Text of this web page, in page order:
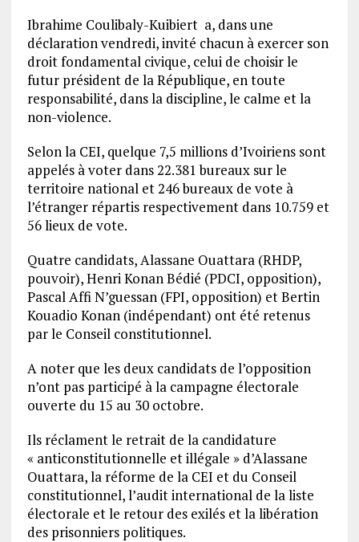
Ibrahime Coulibaly-Kuibiert a, dans une
déclaration vendredi, invité chacun à exercer son
droit fondamental civique, celui de choisir le
futur président de la République, en toute
responsabilité, dans la discipline, le calme et la
non-violence.
Selon la CEI, quelque 7,5 millions d’Ivoiriens sont
appelés à voter dans 22.381 bureaux sur le
territoire national et 246 bureaux de vote à
l’étranger répartis respectivement dans 10.759 et
56 lieux de vote.
Quatre candidats, Alassane Ouattara (RHDP,
pouvoir), Henri Konan Bédié (PDCI, opposition),
Pascal Affi N’guessan (FPI, opposition) et Bertin
Kouadio Konan (indépendant) ont été retenus
par le Conseil constitutionnel.
A noter que les deux candidats de l’opposition
n’ont pas participé à la campagne électorale
ouverte du 15 au 30 octobre.
Ils réclament le retrait de la candidature
« anticonstitutionnelle et illégale » d’Alassane
Ouattara, la réforme de la CEI et du Conseil
constitutionnel, l’audit international de la liste
électorale et le retour des exilés et la libération
des prisonniers politiques.